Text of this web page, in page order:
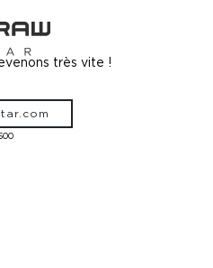
très vite !